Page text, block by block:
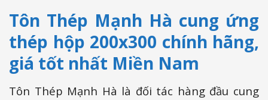
Tôn Thép Mạnh Hà cung ứng
thép hộp 200x300 chính hãng,
giá tốt nhất Miền Nam
Tôn Thép Mạnh Hà là đối tác hàng đầu cung